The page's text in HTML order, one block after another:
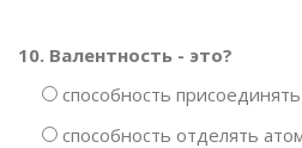
10. Валентность - это?
способность
способность отделять